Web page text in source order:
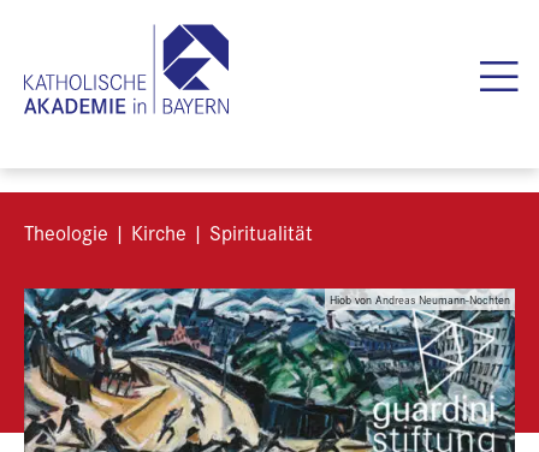
Theologie | Kirche | Spiritualität
Hiob von Andreas Neumann-Nochten